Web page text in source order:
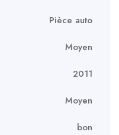
Pièce auto
Moyen
2011
Moyen
bon